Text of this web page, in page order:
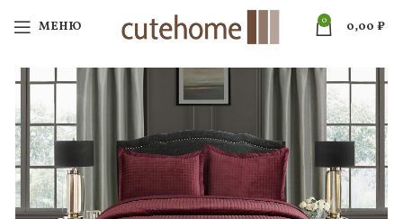
МЕНЮ 0 0,00 ₽